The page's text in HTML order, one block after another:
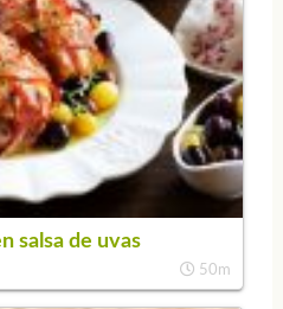
salsa de uvas
50m